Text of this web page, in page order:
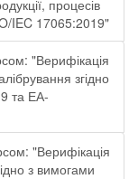
процесів
IEC 17065:2019"
"Верифікація
згідно
та ЕА-
"Верифікація
з вимогами